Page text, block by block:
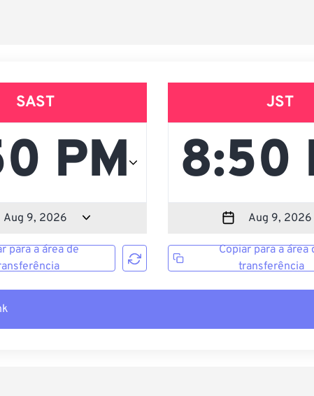
SAST
para a área de
JST
Copiar para a área
transferência